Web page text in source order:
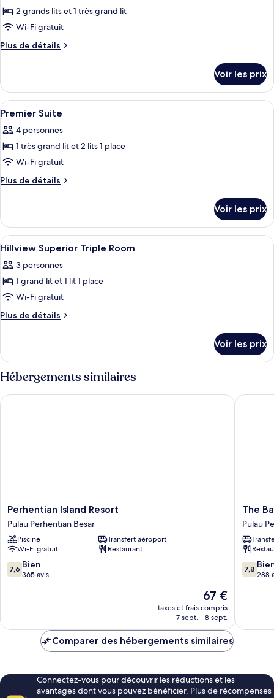
Triple
vue
océan
photos
pour
ce
chambre :
Family
Suite
2 grands lits et 1 très grand lit
Wi-Fi gratuit
Plus de détails
Plus
le
type
de
Family
Suite
Voir les prix
Afficher
toutes
les
photos
pour
ce
chambre :
Premier
Suite
Une chambre d’hôtel moderne
6
Premier Suite
4 personnes
1 très grand lit et 2 lits 1 place
Wi-Fi gratuit
Plus de détails
Plus
le
type
de
Premier
Suite
Voir les prix
Afficher
toutes
les
photos
pour
ce
chambre :
Hillview
Superior
Triple
Une chambre d’hôtel avec deux lits,
3
Hillview Superior Triple Room
3 personnes
1 grand lit et 1 lit 1 place
Wi-Fi gratuit
Plus de détails
Plus
le
type
de
chambre
Hillview
Voir les prix
Hébergements similaires
Perhentian
Island
Resort
Pulau
Perhentian
Besar
Perhentian Island Resort
Pulau Perhentian Besar
Piscine
Transfert aéroport
Wi-Fi gratuit
Restaurant
7.6
sur
7,6 Bien
365 avis
Le
nouveau
prix
de
67 €
taxes et frais compris
7 sept. - 8 sept.
Perhentian Island Resort
The
Barat
Beach
Resort
Pulau
The
Pulau
7.8
sur
7,8
288
The
Comparer des hébergements similaires
Connectez-vous pour découvrir les réductions et les
avantages dont vous pouvez bénéficier. Plus de récompenses